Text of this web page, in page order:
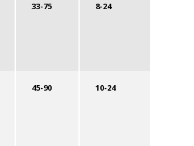
33-75 8-24
45-90 10-24